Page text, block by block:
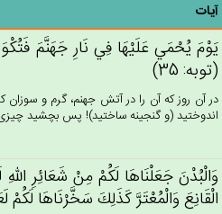
آیات
يَوْم‌َ يُحْمَي‌ عَلَيْهَا فِي‌ نَارِ جَهَنَّم‌َ
(توبه: 35)
در آن روز كه آن را در آتش جهنم، گرم و سوزان
اندوختيد (و گنجينه ساختيد)! پس بچشيد چيزى
وَالْبُدْن‌َ جَعَلْنَاهَا لَكُمْ‌ مِنْ‌ شَعَائِرِ
الْقَانِع‌َ وَالْمُعْتَرَّ كَذَلِك‌َ سَخَّرْنَاهَا لَكُم‌ْ